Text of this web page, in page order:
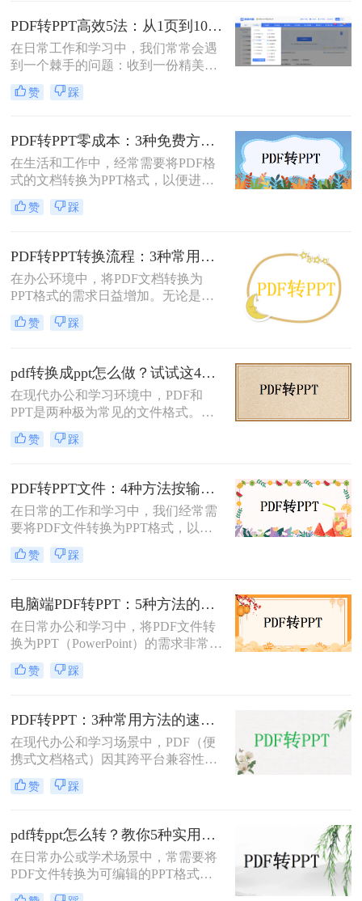
需求。但多数人在寻找免费转换方法
时，要么遭遇操作繁琐的困境，要么
面临转换后格式错乱、信息丢失的问
题，甚至担心文件隐私泄露
PDF转PPT高效5法：从1页到100页，方法选择差异很大！
在日常工作和学习中，我们常常会遇
到一个棘手的问题：收到一份精美的
PDF文件，却需要将其内容用于自己
的PPT演示文稿中。PDF因其格式固
它“只读”的特性也使其内容难以直接
编辑和复用。此时，将PDF转换为可
编辑的PPT就成了一个刚性需求。
赞 踩
PDF转PPT零成本：3种免费方案的实际效果和隐藏限制！
在生活和工作中，经常需要将PDF格
式的文档转换为PPT格式，以便进行
演示和讲解。然而，一些专业的PDF
转PPT软件可能需要付费购买。那么
介绍三种不需要花钱就能将PDF转换
成PPT的方法。
赞 踩
PDF转PPT转换流程：3种常用方法的速度和精度对比！
在办公环境中，将PDF文档转换为
PPT格式的需求日益增加。无论是为
了更好地展示信息，还是为了便于编
辑内容，掌握几种有效的PDF转PPT
怎么转换呢？本文将介绍三种常用的
方法来实现这一转换。
赞 踩
pdf转换成ppt怎么做？试试这4个转换方法！
在现代办公和学习环境中，PDF和
PPT是两种极为常见的文件格式。
PDF文件因其出色的稳定性和兼容性
而被广泛用于文档分享和存储，而
睐。然而，有时我们需要将PDF转换
为PPT以便进行编辑和演示。那么pdf
转换成ppt怎么做呢？本文将详细介绍
几种将PDF转换为PPT的方法。
赞 踩
PDF转PPT文件：4种方法按输出格式（pptx/ppt）和页数选择!
在日常的工作和学习中，我们经常需
要将PDF文件转换为PPT格式，以便
进行演示或编辑。那么如何将pdf转换
成ppt文件呢？本文将介绍四种常用的
赞 踩
电脑端PDF转PPT：5种方法的安装配置和操作差异！
在日常办公和学习中，将PDF文件转
换为PPT（PowerPoint）的需求非常普
遍。无论是为了制作演示文稿、分享
资料还是教学用途，掌握高效的PDF
脑pdf如何转化为ppt呢？本文将详细
介绍五种将PDF转换成PPT的方法，
帮助您轻松应对各种需求。
赞 踩
PDF转PPT：3种常用方法的速度对比和适用文件类型！
在现代办公和学习场景中，PDF（便
携式文档格式）因其跨平台兼容性和
内容稳定性而广泛使用。然而，在某
些情况下，我们可能需要将PDF文件
以便于编辑、演示或分享。那么PDF
如何转ppt呢？本文将详细介绍几种常
用的PDF转PPT的方法。
赞 踩
pdf转ppt怎么转？教你5种实用的方法！
在日常办公或学术场景中，常需要将
PDF文件转换为可编辑的PPT格式。
那么pdf转ppt怎么转呢？本文整理了5